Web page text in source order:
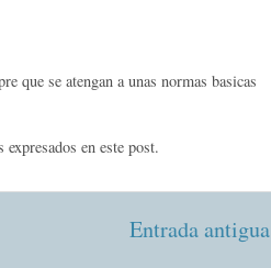
que se atengan a unas normas basicas
en este post.
Entrada antigua